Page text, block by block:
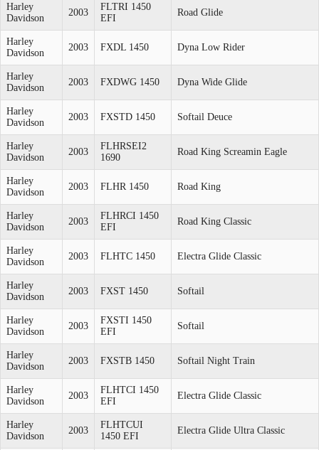
Harley
Davidson
2003
FLTRI 1450
EFI
Road Glide
Harley
Davidson
2003 FXDL 1450 Dyna Low Rider
Harley
Davidson
2003 FXDWG 1450 Dyna Wide Glide
Harley
Davidson
2003 FXSTD 1450 Softail Deuce
Harley
Davidson
2003
FLHRSEI2
1690
Road King Screamin Eagle
Harley
Davidson
2003 FLHR 1450 Road King
Harley
Davidson
2003
FLHRCI 1450
EFI
Road King Classic
Harley
Davidson
2003 FLHTC 1450 Electra Glide Classic
Harley
Davidson
2003 FXST 1450 Softail
Harley
Davidson
2003
FXSTI 1450
EFI
Softail
Harley
Davidson
2003 FXSTB 1450 Softail Night Train
Harley
Davidson
2003
FLHTCI 1450
EFI
Electra Glide Classic
Harley
Davidson
2003
FLHTCUI
1450 EFI
Electra Glide Ultra Classic